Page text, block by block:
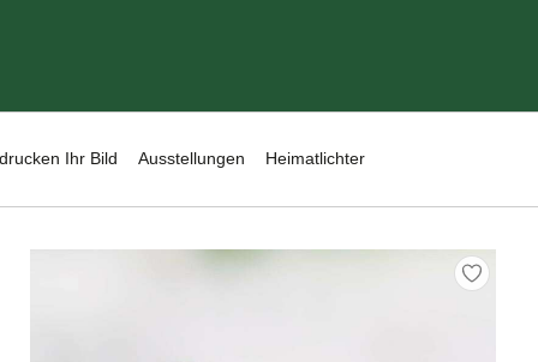
Ihr Bild Ausstellungen Heimatlichter